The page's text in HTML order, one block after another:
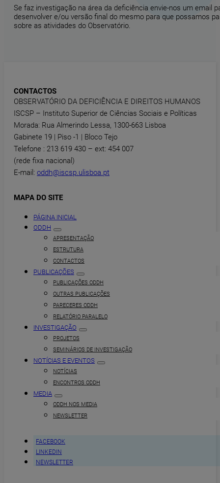
Se faz investigação na área da deficiência envie-nos um
desenvolver e/ou versão final do mesmo para que possamos
sobre as atividades do Observatório.
CONTACTOS
OBSERVATÓRIO DA DEFICIÊNCIA E DIREITOS HUMANOS
ISCSP – Instituto Superior de Ciências Sociais e Políticas
Morada: Rua Almerindo Lessa, 1300-663 Lisboa
Gabinete 19 | Piso -1 | Bloco Tejo
Telefone : 213 619 430 – ext: 454 007
(rede fixa nacional)
E-mail: oddh@iscsp.ulisboa.pt
MAPA DO SITE
PÁGINA INICIAL
ODDH
APRESENTAÇÃO
ESTRUTURA
CONTACTOS
PUBLICAÇÕES
PUBLICAÇÕES ODDH
OUTRAS PUBLICAÇÕES
PARECERES ODDH
RELATÓRIO PARALELO
INVESTIGAÇÃO
PROJETOS
SEMINÁRIOS DE INVESTIGAÇÃO
NOTÍCIAS E EVENTOS
NOTÍCIAS
ENCONTROS ODDH
MEDIA
ODDH NOS MEDIA
NEWSLETTER
FACEBOOK
LINKEDIN
NEWSLETTER